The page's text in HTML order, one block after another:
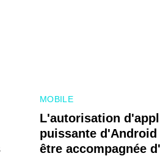
MOBILE
L'autorisation
puissante
être accompagnée